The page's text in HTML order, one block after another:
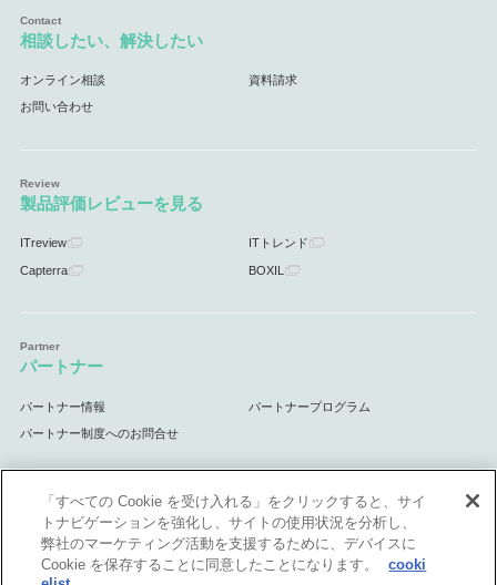
相談したい、解決したい
オンライン相談 資料請求
お問い合わせ
製品評価レビューを見る
ITreview ITトレンド
Capterra BOXIL
パートナー
パートナー情報 パートナープログラム
パートナー制度へのお問合せ
サポート
サポート情報
「すべての Cookie を受け入れる」をクリックすると、サイ
トナビゲーションを強化し、サイトの使用状況を分析し、
弊社のマーケティング活動を支援するために、デバイスに
Cookie を保存することに同意したことになります。
cooki